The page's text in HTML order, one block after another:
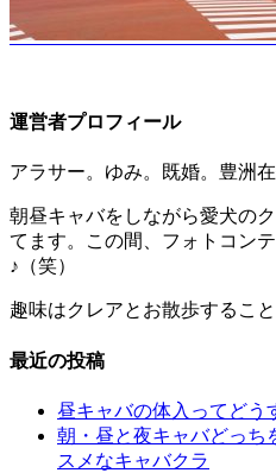
運営者プロフィール
アラサー。ゆみ。既婚。豊洲在
朝昼キャバをしながら愛犬の
てます。この間、フォトコン
♪（笑）
趣味はクレアとお散歩するこ
最近の投稿
昼キャバの体入ってどう
朝・昼と夜キャバどっち
スメなキャバクラ